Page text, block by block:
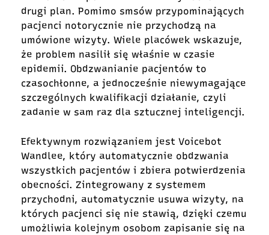
drugi plan. Pomimo smsów przypominających
pacjenci notorycznie nie przychodzą na
umówione wizyty. Wiele placówek wskazuje,
że problem nasilił się właśnie w czasie
epidemii. Obdzwanianie pacjentów to
czasochłonne, a jednocześnie niewymagające
szczególnych kwalifikacji działanie, czyli
zadanie w sam raz dla sztucznej inteligencji.
Efektywnym rozwiązaniem jest Voicebot
Wandlee, który automatycznie obdzwania
wszystkich pacjentów i zbiera potwierdzenia
obecności. Zintegrowany z systemem
przychodni, automatycznie usuwa wizyty, na
których pacjenci się nie stawią, dzięki czemu
umożliwia kolejnym osobom zapisanie się na